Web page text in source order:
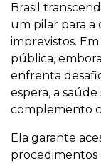
Brasil
um pilar para a
imprevistos.
pública,
enfrenta
espera, a
complemento
Ela garante
procedimentos